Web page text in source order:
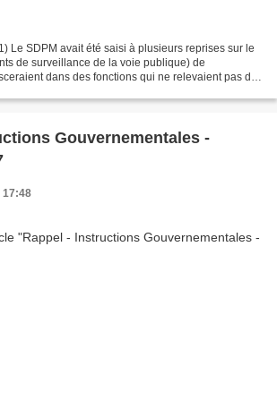
Le SDPM avait été saisi à plusieurs reprises sur le
de surveillance de la voie publique) de
dans des fonctions qui ne relevaient pas de
Gouvernementales -
17:48